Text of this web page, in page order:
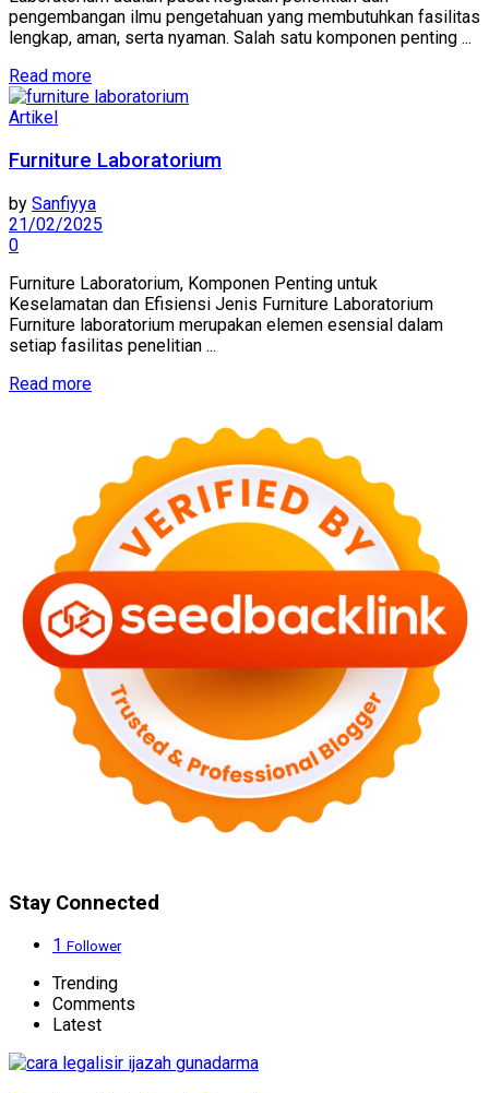
pengembangan ilmu pengetahuan yang membutuhkan fasilitas
lengkap, aman, serta nyaman. Salah satu komponen penting ...
Read more
Artikel
Furniture Laboratorium
by Sanfiyya
21/02/2025
0
Furniture Laboratorium, Komponen Penting untuk
Keselamatan dan Efisiensi Jenis Furniture Laboratorium
Furniture laboratorium merupakan elemen esensial dalam
setiap fasilitas penelitian ...
Read more
Stay Connected
1 Follower
Trending
Comments
Latest